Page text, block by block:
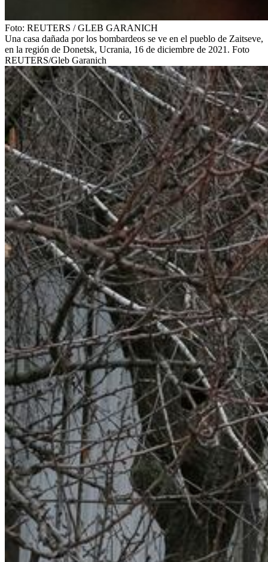
Foto: REUTERS /GLEB GARANICH
Una casa dañada por los bombardeos se ve en el pueblo de Zaitseve,
en la región de Donetsk, Ucrania, 16 de diciembre de 2021. Foto
REUTERS/Gleb Garanich